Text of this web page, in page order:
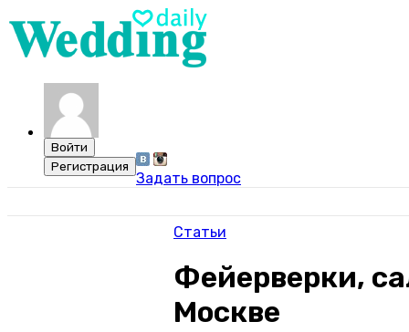
Задать вопрос
Статьи
Фейерверки,
Москве